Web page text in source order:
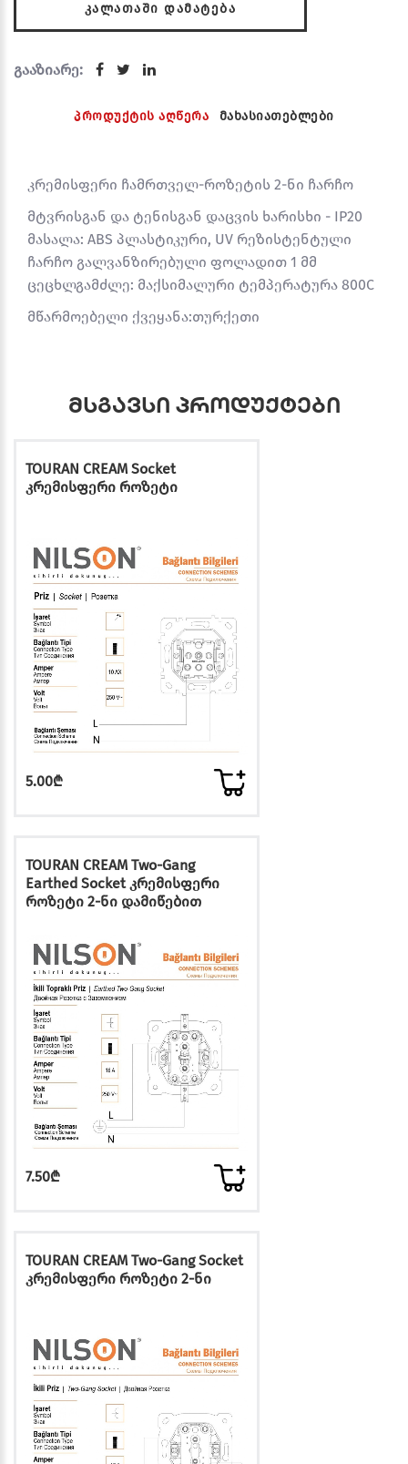
ᲙᲐᲚᲐᲗᲐᲨᲘ ᲓᲐᲛᲐᲢᲔᲑᲐ
გააზიარე:
პროდუქტის აღწერა მახასიათებლები
კრემისფერი ჩამრთველ-როზეტის 2-ნი ჩარჩო
მტვრისგან და ტენისგან დაცვის ხარისხი - IP20
მასალა: ABS პლასტიკური, UV რეზისტენტული
ჩარჩო გალვანზირებული ფოლადით 1 მმ
ცეცხლგამძლე: მაქსიმალური ტემპერატურა 800C
მწარმოებელი ქვეყანა:თურქეთი
მსგავსი პროდუქტები
TOURAN CREAM Socket
კრემისფერი როზეტი
5.00₾
TOURAN CREAM Two-Gang
Earthed Socket კრემისფერი
როზეტი 2-ნი დამიწებით
7.50₾
TOURAN CREAM Two-Gang Socket
კრემისფერი როზეტი 2-ნი